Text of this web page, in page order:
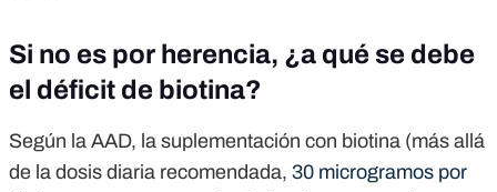
Si no es por herencia, ¿a qué se debe
el déficit de biotina?
Según la AAD, la suplementación con biotina (más allá
de la dosis diaria recomendada, 30 microgramos por